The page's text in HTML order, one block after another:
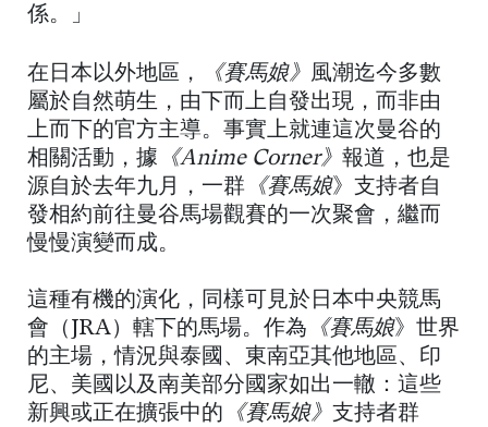
係。」
在日本以外地區， 《賽馬娘》 風潮迄今多數
屬於自然萌生，由下而上自發出現，而非由
上而下的官方主導。事實上就連這次曼谷的
相關活動，據 《Anime Corner》 報道，也是
源自於去年九月，一群 《賽馬娘》支持者自
發相約前往曼谷馬場觀賽的一次聚會，繼而
慢慢演變而成。
這種有機的演化，同樣可見於日本中央競馬
會（JRA）轄下的馬場。作為 《賽馬娘》世界
的主場，情況與泰國、東南亞其他地區、印
尼、美國以及南美部分國家如出一轍：這些
新興或正在擴張中的
《賽馬娘》 支持者群